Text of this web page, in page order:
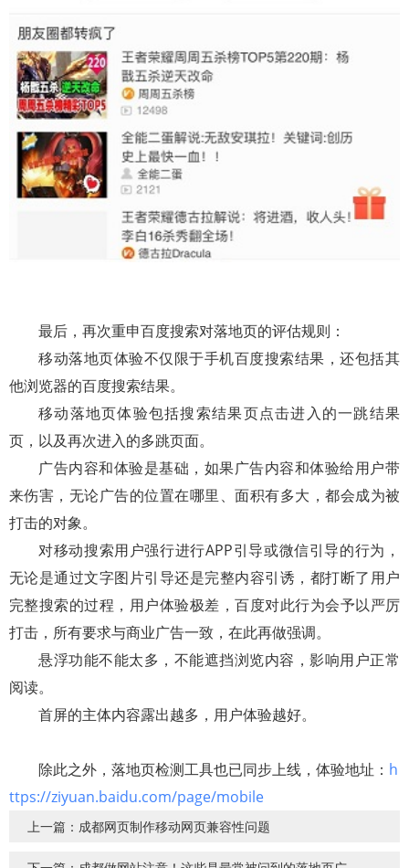
最后，再次重申百度搜索对落地页的评估规则：
移动落地页体验不仅限于手机百度搜索结果，还包括其
他浏览器的百度搜索结果。
移动落地页体验包括搜索结果页点击进入的一跳结果
页，以及再次进入的多跳页面。
广告内容和体验是基础，如果广告内容和体验给用户带
来伤害，无论广告的位置在哪里、面积有多大，都会成为被
打击的对象。
对移动搜索用户强行进行APP引导或微信引导的行为，
无论是通过文字图片引导还是完整内容引诱，都打断了用户
完整搜索的过程，用户体验极差，百度对此行为会予以严厉
打击，所有要求与商业广告一致，在此再做强调。
悬浮功能不能太多，不能遮挡浏览内容，影响用户正常
阅读。
首屏的主体内容露出越多，用户体验越好。
除此之外，落地页检测工具也已同步上线，体验地址： h
ttps://ziyuan.baidu.com/page/mobile
上一篇：成都网页制作移动网页兼容性问题